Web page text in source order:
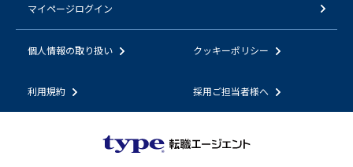
マイページログイン
個人情報の取り扱い クッキーポリシー
利用規約 採用ご担当者様へ